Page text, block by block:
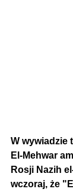
W wywiadzie
El-Mehwar
Rosji Nazih
wczoraj, że